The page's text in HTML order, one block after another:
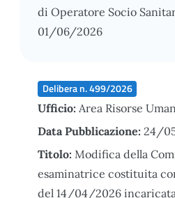
di Operatore Socio
01/06/2026
Delibera n. 499/2026
Ufficio: Area Risorse
Data Pubblicazione: 24/
Titolo: Modifica della
esaminatrice costituita
del 14/04/2026